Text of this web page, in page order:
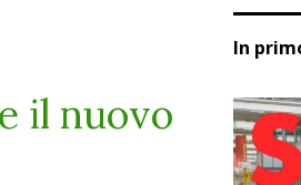
il nuovo
In